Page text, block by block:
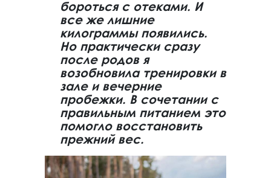
бороться с отеками. И
все же лишние
килограммы появились.
Но практически сразу
после родов я
возобновила тренировки в
зале и вечерние
пробежки. В сочетании с
правильным питанием это
помогло восстановить
прежний вес.